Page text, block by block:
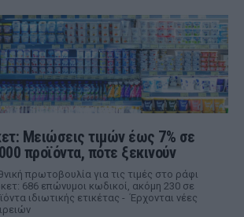
Μειώσεις τιμών έως 7% σε
προϊόντα, πότε ξεκινούν
πρωτοβουλία για τις τιμές στο ράφι
686 επώνυμοι κωδικοί, ακόμη 230 σε
ιδιωτικής ετικέτας - Έρχονται νέες